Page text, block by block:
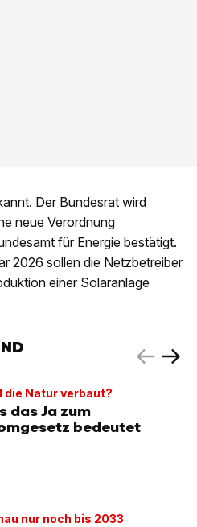
Der Bundesrat wird
neue Verordnung
für Energie bestätigt.
2026 sollen die Netzbetreiber
einer Solaranlage
die Natur verbaut?
das Ja zum
bedeutet
nur noch bis 2033